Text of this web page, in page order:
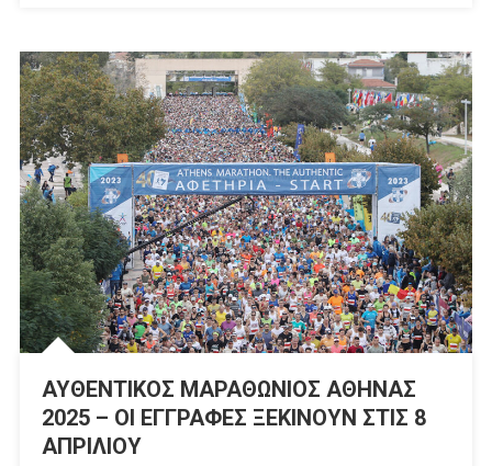
AYΘΕΝΤΙΚΟΣ ΜΑΡΑΘΩΝΙΟΣ ΑΘΗΝΑΣ
2025 – ΟΙ ΕΓΓΡΑΦΕΣ ΞΕΚΙΝΟΥΝ ΣΤΙΣ 8
ΑΠΡΙΛΙΟΥ